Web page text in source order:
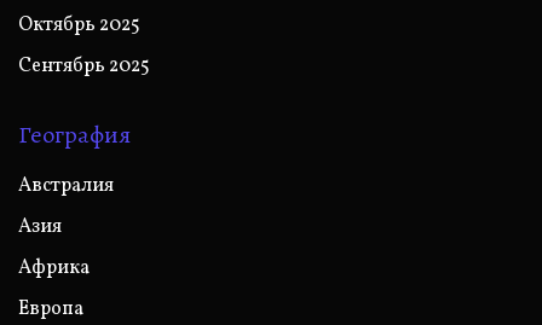
Октябрь 2025
Сентябрь 2025
География
Австралия
Азия
Африка
Европа